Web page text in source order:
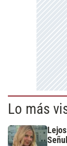
Lo más